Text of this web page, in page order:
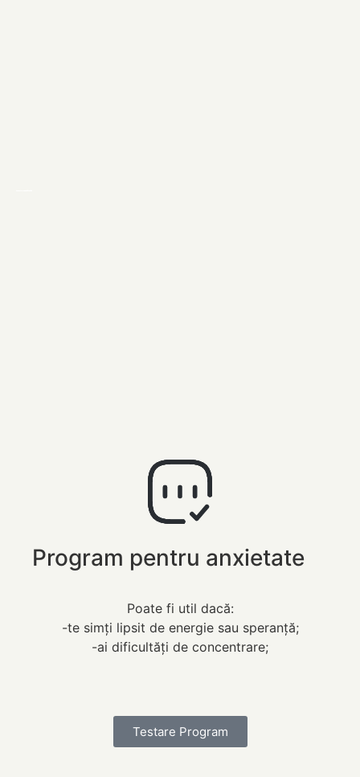
Program pentru anxietate
Poate fi util dacă:
-te simți lipsit de energie sau speranță;
-ai dificultăți de concentrare;
Testare Program